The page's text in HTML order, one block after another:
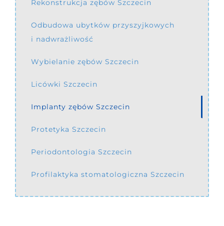
Rekonstrukcja zębów Szczecin
Odbudowa ubytków przyszyjkowych
i nadwrażliwość
Wybielanie zębów Szczecin
Licówki Szczecin
Implanty zębów Szczecin
Protetyka Szczecin
Periodontologia Szczecin
Profilaktyka stomatologiczna Szczecin